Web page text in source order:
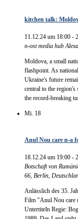
kitchen talk:
11.12.24 um 18:00 -
n-ost media hub
Moldova, a small
flashpoint. As
Ukraine's future
central to the
the record-breaking
Mi. 18
Anul Nou care n-a
18.12.24 um 19:00 -
Botschaft von
66, Berlin,
Anlässlich des 35.
Film "Anul Nou care
Untertiteln Regie: